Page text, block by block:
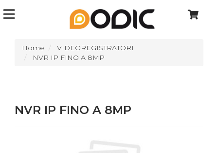
Home
VIDEOREGISTRATORI
NVR IP FINO A 8MP
NVR IP FINO A 8MP